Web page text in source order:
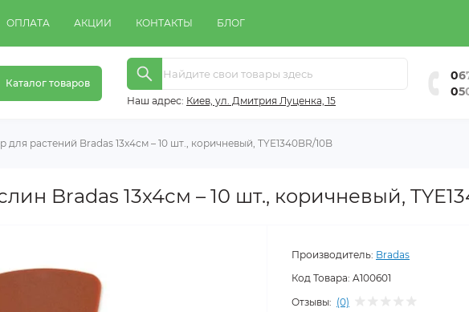
ОПЛАТА АКЦИИ КОНТАКТЫ БЛОГ
Каталог товаров
Наш адрес: Киeв, ул. Дмитрия Луценка, 15
06
05
для растений Bradas 13x4см – 10 шт., коричневый, TYE1340BR/10B
Bradas 13x4см – 10 шт., коричневый,
Производитель: Bradas
Код Товара: A100601
Отзывы: (0)